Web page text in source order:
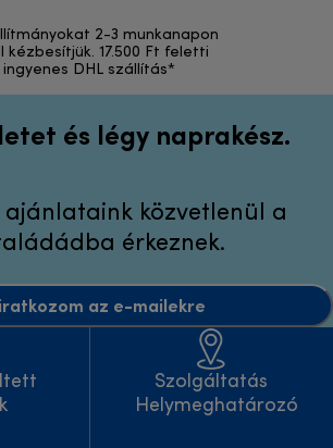
2-3 munkanapon
kézbesítjük. 17.500 Ft feletti
ingyenes DHL szállítás*
és légy naprakész.
ajánlataink közvetlenül a
érkeznek.
az e-mailekre
Szolgáltatás
Helymeghatározó